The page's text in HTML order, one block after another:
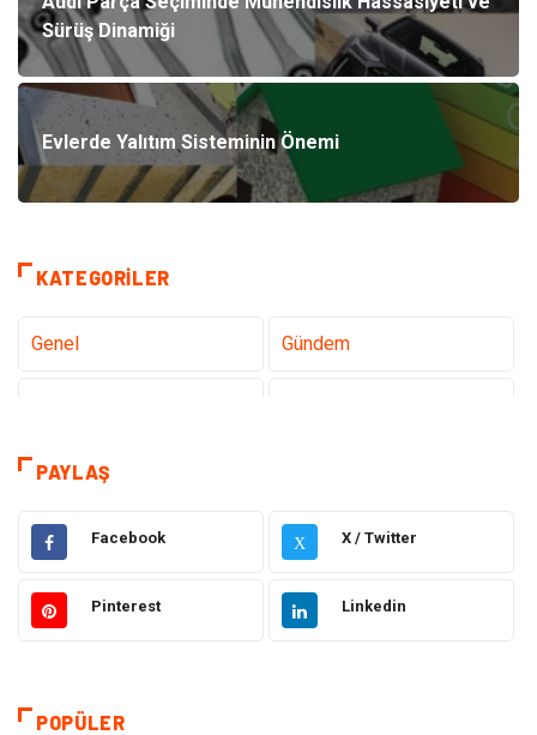
Sürüş Dinamiği
Evlerde Yalıtım Sisteminin Önemi
KATEGORILER
Genel Gündem
Tanıtıcı Reklam
Elektrik Elektronik Makine
Otomotiv Ulaşım ve Taşımacılık
Giyim
PAYLAŞ
Facebook X X / Twitter
Pinterest Linkedin
POPÜLER